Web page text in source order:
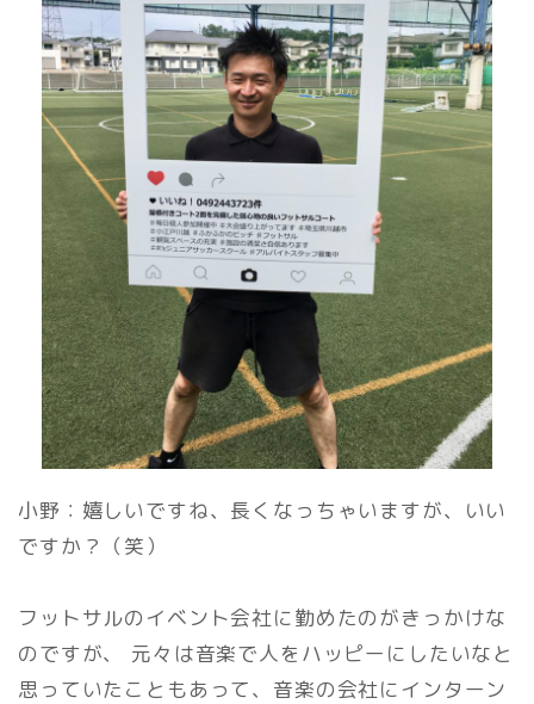
小野：嬉しいですね、長くなっちゃいますが、いい
ですか？（笑）
フットサルのイベント会社に勤めたのがきっかけな
のですが、 元々は音楽で人をハッピーにしたいなと
思っていたこともあって、音楽の会社にインターン